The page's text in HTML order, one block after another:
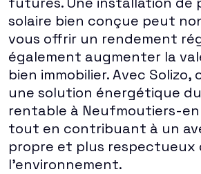
solaire bien conçue peut
vous offrir un rendement
également augmenter la
bien immobilier. Avec Solizo,
une solution énergétique
rentable à Neufmoutiers-
tout en contribuant à un
propre et plus respectueux
l'environnement.